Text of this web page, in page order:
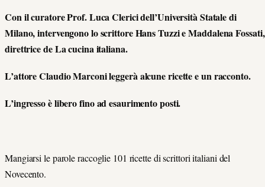
Con il curatore Prof. Luca Clerici dell’Università Statale di
Milano, intervengono lo scrittore Hans Tuzzi e Maddalena Fossati,
direttrice de La cucina italiana.
L’attore Claudio Marconi leggerà alcune ricette e un racconto.
L’ingresso è libero fino ad esaurimento posti.
Mangiarsi le parole raccoglie 101 ricette di scrittori italiani del
Novecento.